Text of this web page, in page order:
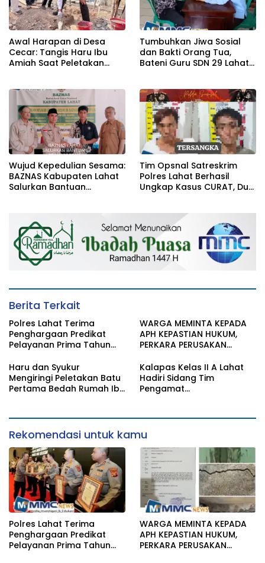
Awal Harapan di Desa
Cecar: Tangis Haru Ibu
Amiah Saat Peletakan
Tumbuhkan Jiwa Sosial
dan Bakti Orang Tua,
Bateni Guru SDN 29 Lahat
Wujud Kepedulian Sesama:
BAZNAS Kabupaten Lahat
Salurkan Bantuan
Tim Opsnal Satreskrim
Polres Lahat Berhasil
Ungkap Kasus CURAT, Dua
Berita Terkait
Polres Lahat Terima
Penghargaan Predikat
Pelayanan Prima Tahun
WARGA MEMINTA KEPADA
APH KEPASTIAN HUKUM,
PERKARA PERUSAKAN
Haru dan Syukur
Mengiringi Peletakan Batu
Pertama Bedah Rumah Ibu
Kalapas Kelas II A Lahat
Hadiri Sidang Tim
Pengamat
DirJenPas Sumsel Dan
Bapas Kelas II Lahat
Rekomendasi untuk kamu
Polres Lahat Terima
Penghargaan Predikat
Pelayanan Prima Tahun
WARGA MEMINTA KEPADA
APH KEPASTIAN HUKUM,
PERKARA PERUSAKAN